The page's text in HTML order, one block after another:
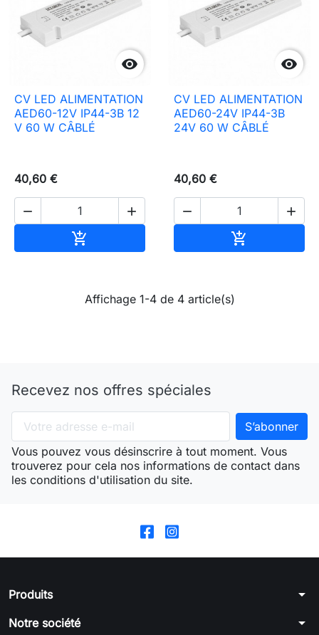

CV LED ALIMENTATION
AED60-12V IP44-3B 12
V 60 W CÂBLÉ
40,60 €
 


CV LED ALIMENTATION
AED60-24V IP44-3B
24V 60 W CÂBLÉ
40,60 €
 

Affichage 1-4 de 4 article(s)
Recevez nos offres spéciales
Vous pouvez vous désinscrire à tout moment. Vous
trouverez pour cela nos informations de contact dans
les conditions d'utilisation du site.
Produits arrow_drop_down
Notre société arrow_drop_down